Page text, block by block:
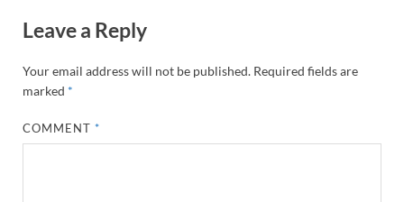
Leave a Reply
Your email address will not be published. Required fields are
marked *
COMMENT*